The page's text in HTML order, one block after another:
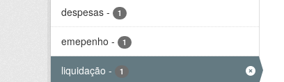
despesas - 1
emepenho - 1
liquidação - 1